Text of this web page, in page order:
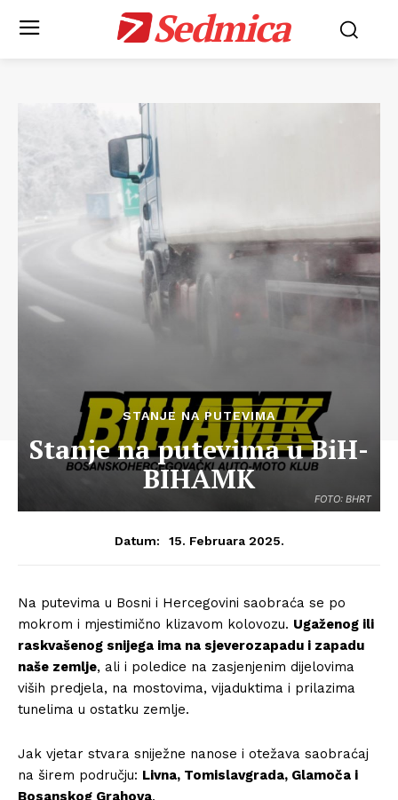
Sedmica
FOTO: BHRT
STANJE NA PUTEVIMA
Stanje na putevima u BiH-
BIHAMK
Datum: 15. Februara 2025.
Na putevima u Bosni i Hercegovini saobraća se po
mokrom i mjestimično klizavom kolovozu. Ugaženog ili
raskvašenog snijega ima na sjeverozapadu i zapadu
naše zemlje, ali i poledice na zasjenjenim dijelovima
viših predjela, na mostovima, vijaduktima i prilazima
tunelima u ostatku zemlje.
Jak vjetar stvara sniježne nanose i otežava saobraćaj
na širem području: Livna, Tomislavgrada, Glamoča i
Bosanskog Grahova.